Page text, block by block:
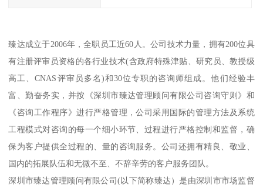
臻达成立于2006年，全职员工近60人。公司技术力量，拥有200位具
有注册评审员资格的各行业技术(含政府特殊津贴、研究员、教授级
高工、CNAS评审员多名)和30位专职的咨询师组成。他们经验丰
富、勤奋务实，并按《深圳市臻达管理顾问有限公司咨询守则》和
《咨询工作程序》进行严格管理，公司采用国际的管理方法及系统
工程模式对咨询的每一个细小环节、过程进行严格控制和监督，确
保为客户提供全过程的、量的咨询服务。公司还拥有精良、敬业、
国内的拓展队伍和无微不至、不辞辛劳的客户服务团队。
深圳市臻达管理顾问有限公司(以下简称臻达）是由深圳市市场监督